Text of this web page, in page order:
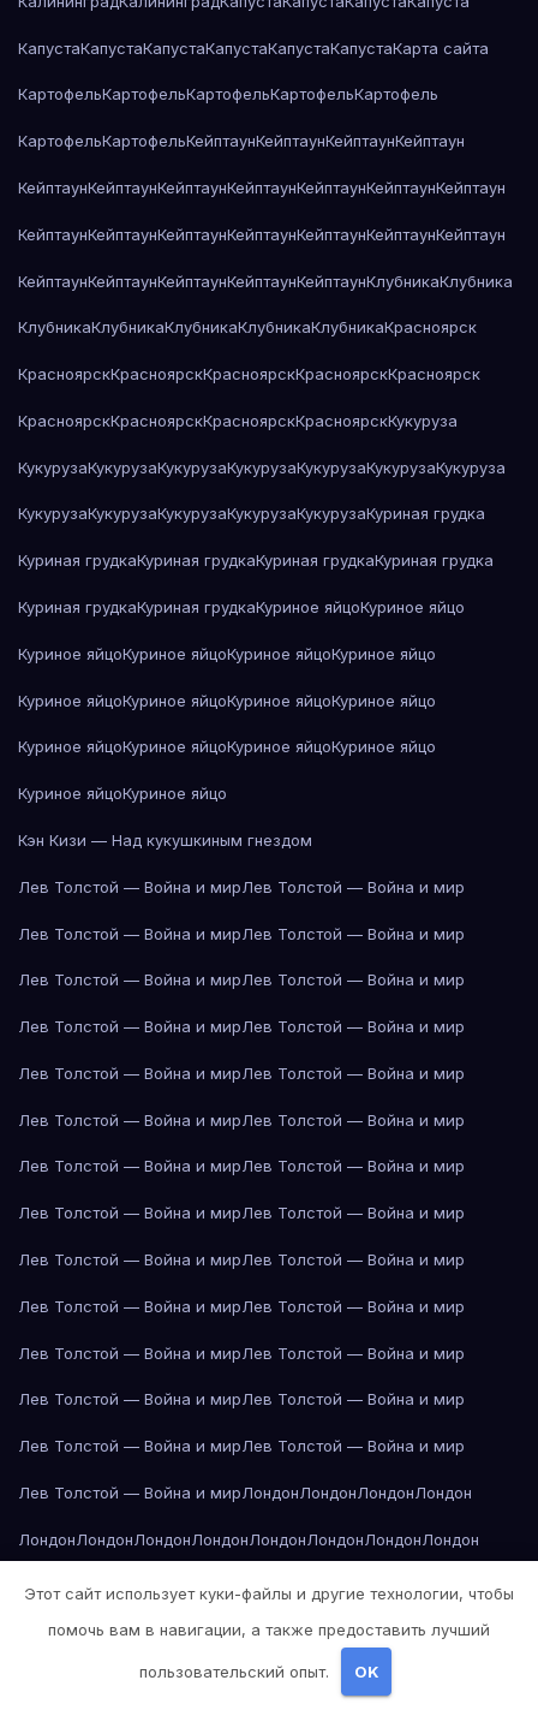
КапустаКапустаКапустаКапустаКапустаКапустаКарта сайта
КартофельКартофельКартофельКартофельКартофель
КартофельКартофельКейптаунКейптаунКейптаунКейптаун
КейптаунКейптаунКейптаунКейптаунКейптаунКейптаунКейптаун
КейптаунКейптаунКейптаунКейптаунКейптаунКейптаунКейптаун
КейптаунКейптаунКейптаунКейптаунКейптаунКлубникаКлубника
КлубникаКлубникаКлубникаКлубникаКлубникаКрасноярск
КрасноярскКрасноярскКрасноярскКрасноярскКрасноярск
КрасноярскКрасноярскКрасноярскКрасноярскКукуруза
КукурузаКукурузаКукурузаКукурузаКукурузаКукурузаКукуруза
КукурузаКукурузаКукурузаКукурузаКукурузаКуриная грудка
Куриная грудкаКуриная грудкаКуриная грудкаКуриная грудка
Куриная грудкаКуриная грудкаКуриное яйцоКуриное яйцо
Куриное яйцоКуриное яйцоКуриное яйцоКуриное яйцо
Куриное яйцоКуриное яйцоКуриное яйцоКуриное яйцо
Куриное яйцоКуриное яйцоКуриное яйцоКуриное яйцо
Куриное яйцоКуриное яйцо
Кэн Кизи — Над кукушкиным гнездом
Лев Толстой — Война и мирЛев Толстой — Война и мир
Лев Толстой — Война и мирЛев Толстой — Война и мир
Лев Толстой — Война и мирЛев Толстой — Война и мир
Лев Толстой — Война и мирЛев Толстой — Война и мир
Лев Толстой — Война и мирЛев Толстой — Война и мир
Лев Толстой — Война и мирЛев Толстой — Война и мир
Лев Толстой — Война и мирЛев Толстой — Война и мир
Лев Толстой — Война и мирЛев Толстой — Война и мир
Лев Толстой — Война и мирЛев Толстой — Война и мир
Лев Толстой — Война и мирЛев Толстой — Война и мир
Лев Толстой — Война и мирЛев Толстой — Война и мир
Лев Толстой — Война и мирЛев Толстой — Война и мир
Лев Толстой — Война и мирЛев Толстой — Война и мир
Лев Толстой — Война и мирЛондонЛондонЛондонЛондон
ЛондонЛондонЛондонЛондонЛондонЛондонЛондонЛондон
Лондон Лондон Лос-Анджелес Лос-Анджелес
Лос-АнджелесЛос-АнджелесЛос-АнджелесЛос-Анджелес
Лос-АнджелесЛос-АнджелесЛос-Анджелес
Этот сайт использует куки-файлы и другие технологии, чтобы
помочь вам в навигации, а также предоставить лучший
пользовательский опыт. OK